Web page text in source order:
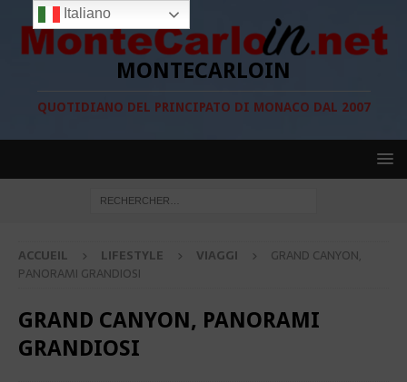
MONTECARLOIN
QUOTIDIANO DEL PRINCIPATO DI MONACO DAL 2007
ACCUEIL LIFESTYLE VIAGGI
GRAND CANYON,
PANORAMI GRANDIOSI
GRAND CANYON, PANORAMI
GRANDIOSI
Italiano